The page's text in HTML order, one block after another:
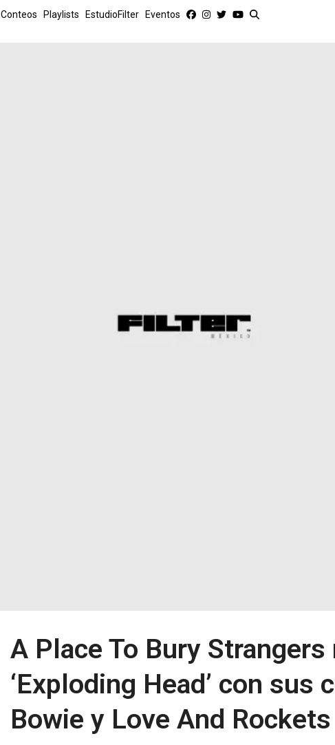
Conteos Playlists EstudioFilter Eventos
A Place To Bury Strangers
‘Exploding Head’ con sus
Bowie y Love And Rockets